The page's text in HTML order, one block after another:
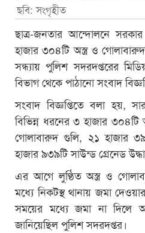
ছবি: সংগৃহীত
ছাত্র-জনতার আন্দোলনে
হাজার ৩০৪টি অস্ত্র ও
সন্ধ্যায় পুলিশ সদরদপ্তরের
বিভাগ থেকে পাঠানো সংবাদ
সংবাদ বিজ্ঞপ্তিতে বলা হয়,
বিভিন্ন ধরনের ৩ হাজার ৩০৪টি
গোলাবারুদ গুলি, ২১ হাজার
হাজার ৯৩৯টি সাউন্ড গ্রেনেড
এর আগে লুণ্ঠিত অস্ত্র ও
মধ্যে নিকটস্থ থানায় জমা
সময়ের মধ্যে জমা না দিলে
জানিয়েছিল পুলিশ সদরদপ্তর।